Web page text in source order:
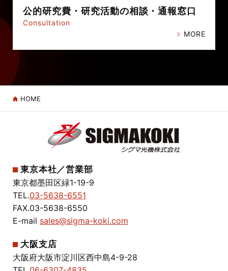
公的研究費・ 研究活動の相談・通報窓口
Consultation
MORE
HOME
東京本社／営業部
東京都墨田区緑1-19-9
TEL.03-5638-6551
FAX.03-5638-6550
E-mail sales@sigma-koki.com
大阪支店
大阪府大阪市淀川区西中島4-9-28